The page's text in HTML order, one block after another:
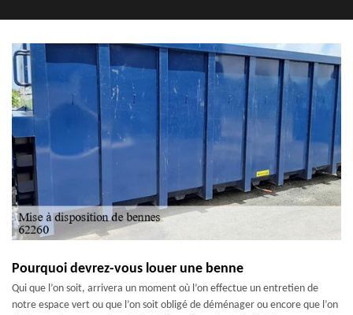
Pourquoi devrez-vous louer une benne
Qui que l’on soit, arrivera un moment où l’on effectue un entretien de
notre espace vert ou que l’on soit obligé de déménager ou encore que l’on